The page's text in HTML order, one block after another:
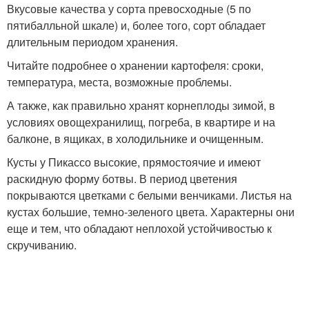
Вкусовые качества у сорта превосходные (5 по
пятибалльной шкале) и, более того, сорт обладает
длительным периодом хранения.
Читайте подробнее о хранении картофеля: сроки,
температура, места, возможные проблемы.
А также, как правильно хранят корнеплоды зимой, в
условиях овощехранилищ, погреба, в квартире и на
балконе, в ящиках, в холодильнике и очищенным.
Кусты у Пикассо высокие, прямостоячие и имеют
раскидную форму ботвы. В период цветения
покрываются цветками с белыми венчиками. Листья на
кустах большие, темно-зеленого цвета. Характерны они
еще и тем, что обладают неплохой устойчивостью к
скручиванию.